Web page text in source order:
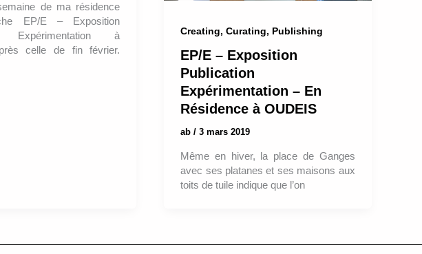
de ma résidence
EP/E – Exposition
Expérimentation à
celle de fin février.
Creating, Curating, Publishing
EP/E – Exposition
Publication
Expérimentation – En
Résidence à OUDEIS
ab/3 mars 2019
Même en hiver, la place de Ganges
avec ses platanes et ses maisons aux
toits de tuile indique que l’on